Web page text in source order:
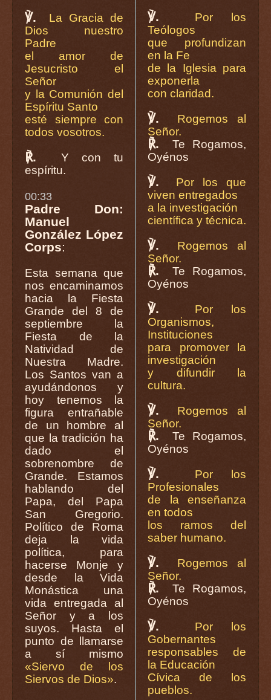
℣.
La Gracia de
Dios nuestro
Padre
el amor de
Jesucristo el
Señor
y la Comunión del
Espíritu Santo
esté siempre con
todos vosotros.
℟.
Y con tu
espíritu.
00:33
Padre Don:
Manuel
González López
Corps:
Esta semana que
nos encaminamos
hacia la Fiesta
Grande del 8 de
septiembre la
Fiesta de la
Natividad de
Nuestra Madre.
Los Santos van a
ayudándonos y
hoy tenemos la
figura entrañable
de un hombre al
que la tradición ha
dado el
sobrenombre de
Grande. Estamos
hablando del
Papa, del Papa
San Gregorio.
Político de Roma
deja la vida
política, para
hacerse Monje y
desde la Vida
Monástica una
vida entregada al
Señor y a los
suyos. Hasta el
punto de llamarse
a sí mismo
«Siervo de los
Siervos de Dios».
℣.
Por los
Teólogos
que profundizan
en la Fe
de la Iglesia para
exponerla
con claridad.
℣.
Rogemos al
Señor.
℟.
Te Rogamos,
Oyénos
℣.
Por los que
viven entregados
a la investigación
científica y técnica.
℣.
Rogemos al
Señor.
℟.
Te Rogamos,
Oyénos
℣.
Por los
Organismos,
Instituciones
para promover la
investigación
y difundir la
cultura.
℣.
Rogemos al
Señor.
℟.
Te Rogamos,
Oyénos
℣.
Por los
Profesionales
de la enseñanza
en todos
los ramos del
saber humano.
℣.
Rogemos al
Señor.
℟.
Te Rogamos,
Oyénos
℣.
Por los
Gobernantes
responsables de
la Educación
Cívica de los
pueblos.